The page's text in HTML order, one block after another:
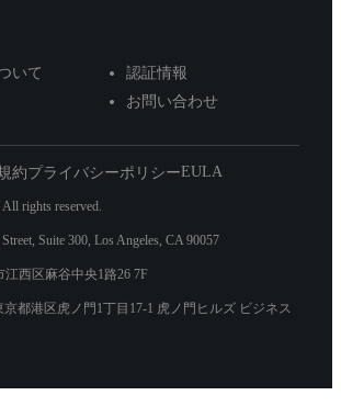
いて
認証情報
お問い合わせ
約プライバシーポリシーEULA
rights reserved.
Suite 300, Los Angeles, CA 90057
西区麻谷中央1路26 7F
京都港区虎ノ門1丁目17-1 虎ノ門ヒルズ ビジネス